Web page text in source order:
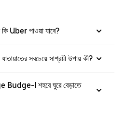
Uber পাওয়া যাবে?
সবচেয়ে সাশ্রয়ী উপায় কী?
Budge-I শহরে ঘুরে বেড়াতে